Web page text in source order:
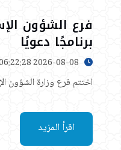
فرع الشؤون
برنامجًا دعويًا
​اختتم فرع وزارة الشؤون